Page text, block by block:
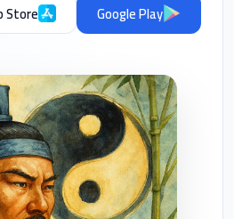
Google Play
Store